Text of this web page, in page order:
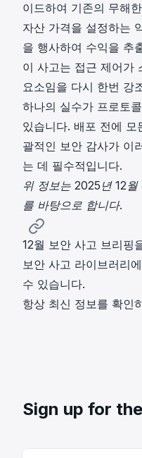
이드하여 기존의 무해
자산 가격을 설정하는
을 행사하여 수익을 추
이 사고는 접근 제어가
요소임을 다시 한번 강
하나의 실수가 프로토
있습니다. 배포 전에
괄적인 보안 감사가 이
는 데 필수적입니다.
위 정보는 2025년 12
를 바탕으로 합니다.
12월 보안 사고 브리핑
보안 사고 라이브러리
수 있습니다.
항상 최신 정보를 확인
Sign up for